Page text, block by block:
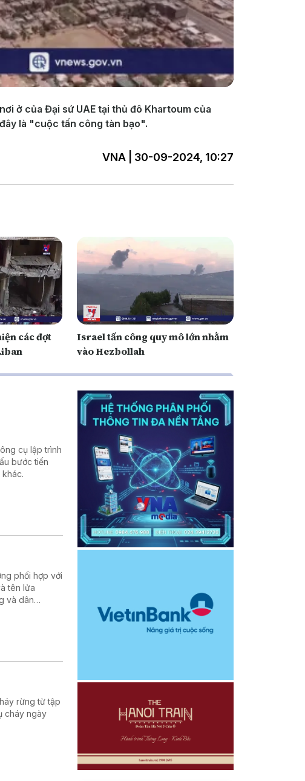
ở của Đại sứ UAE tại thủ đô Khartoum của
là "cuộc tấn công tàn bạo".
VNA | 30-09-2024, 10:27
các đợt
Israel tấn công quy mô lớn nhằm
vào Hezbollah
cụ lập trình
bước tiến
phối hợp với
tên lửa
và dân
rừng từ tập
cháy ngày